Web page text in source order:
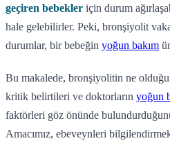
geçiren bebekler için durum
hale gelebilirler. Peki, bronşiyolit
durumlar, bir bebeğin yoğun bakım
Bu makalede, bronşiyolitin ne
kritik belirtileri ve doktorların yoğun
faktörleri göz önünde
Amacımız, ebeveynleri